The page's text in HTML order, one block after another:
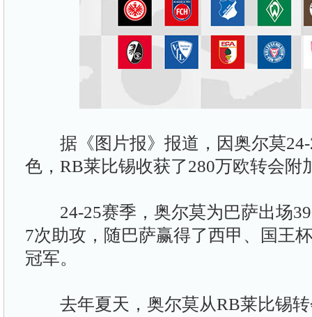
据《图片报》报道，因奥尔莫24-
色，RB莱比锡收获了280万欧转会附
24-25赛季，奥尔莫为巴萨出场39
7次助攻，随巴萨赢得了西甲、国王
冠军。
去年夏天，奥尔莫从RB莱比锡转